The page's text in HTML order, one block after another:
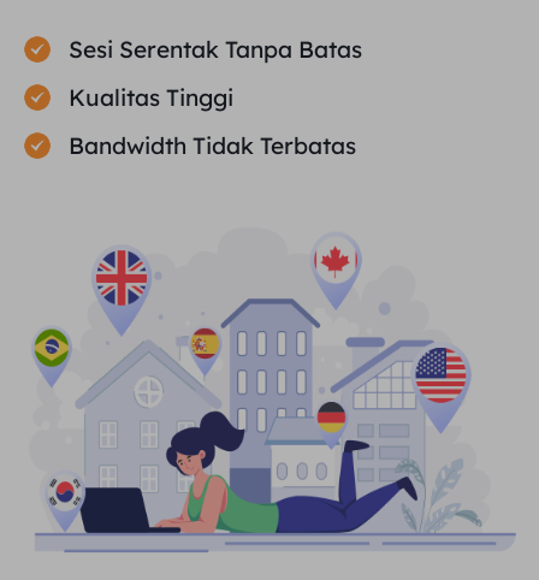
Sesi Serentak Tanpa Batas
Kualitas Tinggi
Bandwidth Tidak Terbatas